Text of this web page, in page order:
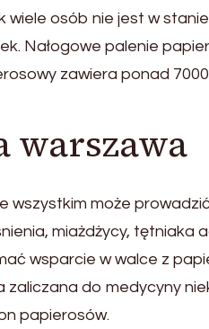
osób nie jest w
Nałogowe palenie
zawiera ponad
warszawa
może
miażdżycy, tętniaka
wsparcie w walce z
do medycyny
papierosów.